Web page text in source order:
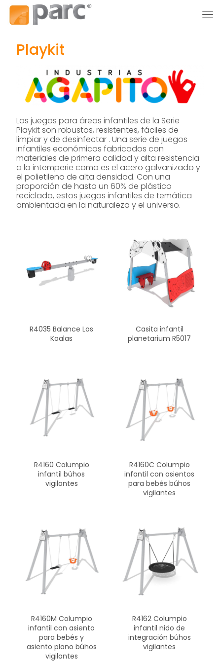
Playkit
Los juegos para áreas infantiles de la Serie
Playkit son robustos, resistentes, fáciles de
limpiar y de desinfectar . Una serie de juegos
infantiles económicos fabricados con
materiales de primera calidad y alta resistencia
a la intemperie como es el acero galvanizado y
el polietileno de alta densidad. Con una
proporción de hasta un 60% de plástico
reciclado, estos juegos infantiles de temática
ambientada en la naturaleza y el universo.
R4035 Balance Los
Koalas
Casita infantil
planetarium R5017
R4160 Columpio
infantil búhos
vigilantes
R4160C Columpio
infantil con asientos
para bebés búhos
vigilantes
R4160M Columpio
infantil con asiento
para bebés y
asiento plano búhos
vigilantes
R4162 Columpio
infantil nido de
integración búhos
vigilantes